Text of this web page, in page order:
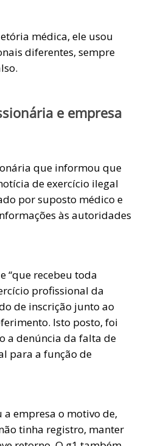
médica, ele usou
diferentes, sempre
e empresa
que informou que
de exercício ilegal
por suposto médico e
às autoridades
“que recebeu toda
profissional da
de inscrição junto ao
Isto posto, foi
a denúncia da falta de
para a função de
empresa o motivo de,
tinha registro, manter